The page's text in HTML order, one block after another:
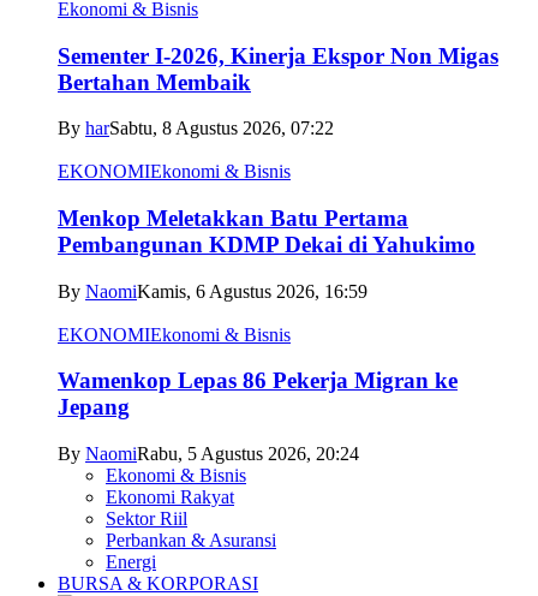
Ekonomi & Bisnis
Sementer I-2026, Kinerja Ekspor Non Migas
Bertahan Membaik
By harSabtu, 8 Agustus 2026, 07:22
EKONOMIEkonomi & Bisnis
Menkop Meletakkan Batu Pertama
Pembangunan KDMP Dekai di Yahukimo
By NaomiKamis, 6 Agustus 2026, 16:59
EKONOMIEkonomi & Bisnis
Wamenkop Lepas 86 Pekerja Migran ke
Jepang
By NaomiRabu, 5 Agustus 2026, 20:24
Ekonomi & Bisnis
Ekonomi Rakyat
Sektor Riil
Perbankan & Asuransi
Energi
BURSA & KORPORASI